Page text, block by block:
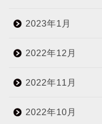
2023年1月
2022年12月
2022年11月
2022年10月